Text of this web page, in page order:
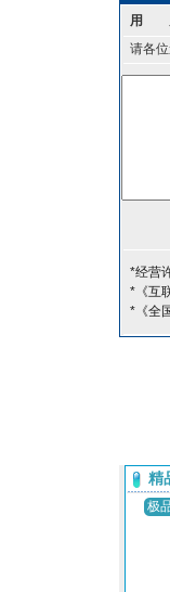
用
请各
*经营
*《互
*《全